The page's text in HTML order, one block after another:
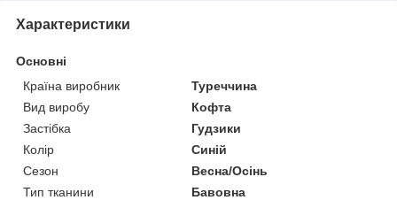
Характеристики
Основні
Країна виробник
Туреччина
Вид виробу
Кофта
Застібка
Гудзики
Колір
Синій
Сезон
Весна/Осінь
Тип тканини
Бавовна